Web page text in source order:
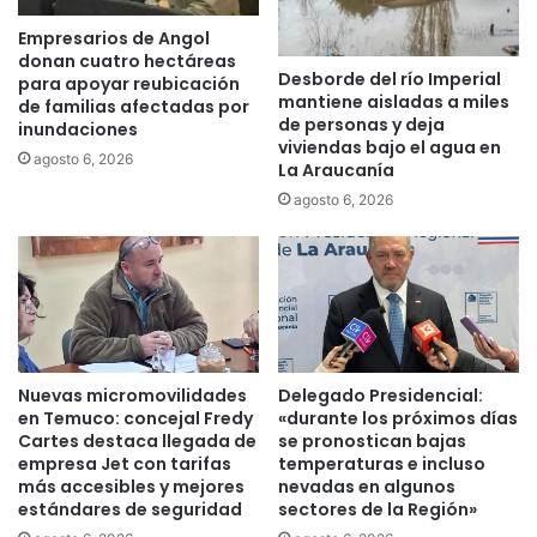
ó
n
d
e
g
u
n
d
F
a
a
a
l
:
T
e
m
u
c
l
c
a
n
a
e
l
7
0
Empresarios de Angol
donan cuatro hectáreas
para apoyar reubicación
de familias afectadas por
inundaciones
agosto 6, 2026
Desborde del río Imperial
mantiene aisladas a miles
de personas y deja
viviendas bajo el agua en
La Araucanía
agosto 6, 2026
Nuevas micromovilidades
en Temuco: concejal Fredy
Cartes destaca llegada de
empresa Jet con tarifas
más accesibles y mejores
estándares de seguridad
Delegado Presidencial:
«durante los próximos días
se pronostican bajas
temperaturas e incluso
nevadas en algunos
sectores de la Región»